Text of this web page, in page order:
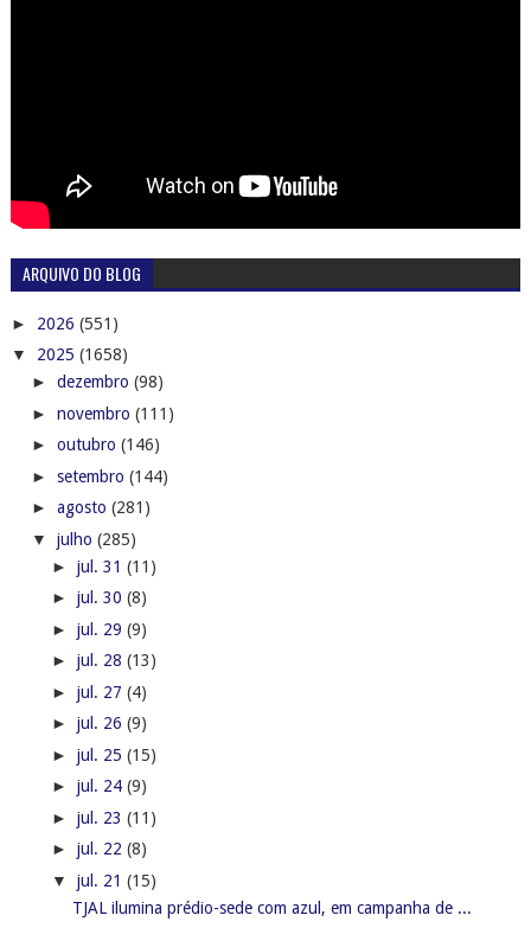
ARQUIVO DO BLOG
► 2026 (551)
▼ 2025 (1658)
► dezembro (98)
► novembro (111)
► outubro (146)
► setembro (144)
► agosto (281)
▼ julho (285)
► jul. 31 (11)
► jul. 30 (8)
► jul. 29 (9)
► jul. 28 (13)
► jul. 27 (4)
► jul. 26 (9)
► jul. 25 (15)
► jul. 24 (9)
► jul. 23 (11)
► jul. 22 (8)
▼ jul. 21 (15)
TJAL ilumina prédio-sede com azul, em campanha de ...